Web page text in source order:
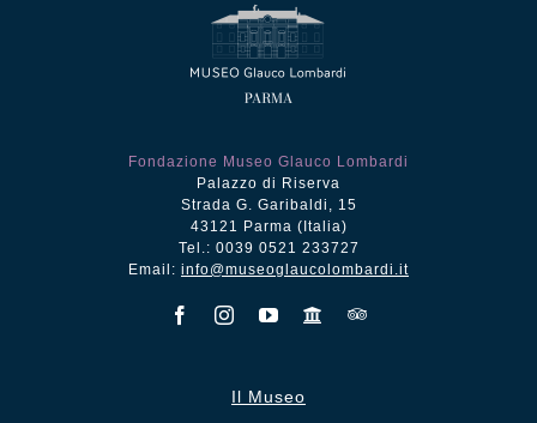
Fondazione Museo Glauco Lombardi
Palazzo di Riserva
Strada G. Garibaldi, 15
43121 Parma (Italia)
Tel.: 0039 0521 233727
Email: info@museoglaucolombardi.it
Il Museo